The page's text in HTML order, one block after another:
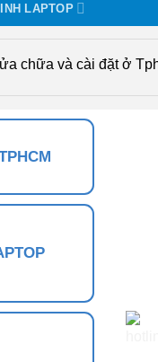
LAPTOP
chữa và cài đặt ở